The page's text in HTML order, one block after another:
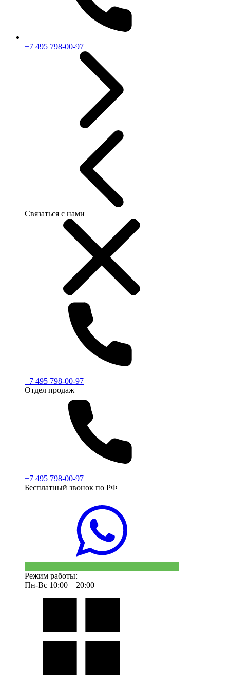
+7 495 798-00-97
Связаться с нами
+7 495 798-00-97
Отдел продаж
+7 495 798-00-97
Бесплатный звонок по РФ
Режим работы:
Пн-Вс 10:00—20:00